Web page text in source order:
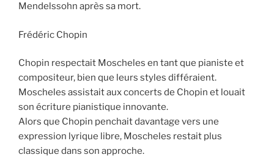
Mendelssohn après sa mort.
Frédéric Chopin
Chopin respectait Moscheles en tant que pianiste et
compositeur, bien que leurs styles différaient.
Moscheles assistait aux concerts de Chopin et louait
son écriture pianistique innovante.
Alors que Chopin penchait davantage vers une
expression lyrique libre, Moscheles restait plus
classique dans son approche.